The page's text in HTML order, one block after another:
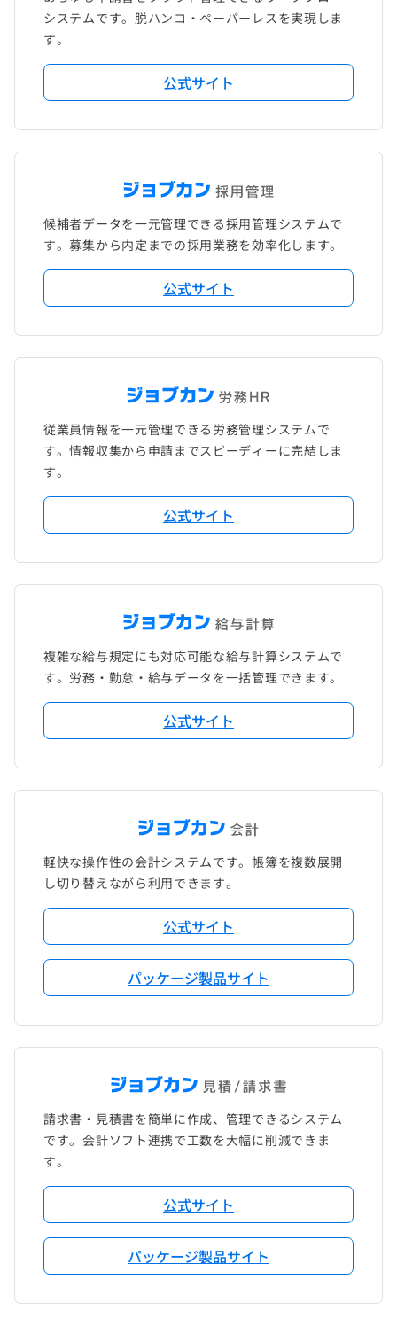
システムです。脱ハンコ・ペーパーレスを実現しま
す。
公式サイト
候補者データを一元管理できる採用管理システムで
す。募集から内定までの採用業務を効率化します。
公式サイト
従業員情報を一元管理できる労務管理システムで
す。情報収集から申請までスピーディーに完結しま
す。
公式サイト
複雑な給与規定にも対応可能な給与計算システムで
す。労務・勤怠・給与データを一括管理できます。
公式サイト
軽快な操作性の会計システムです。帳簿を複数展開
し切り替えながら利用できます。
公式サイト
パッケージ製品サイト
請求書・見積書を簡単に作成、管理できるシステム
です。会計ソフト連携で工数を大幅に削減できま
す。
公式サイト
パッケージ製品サイト